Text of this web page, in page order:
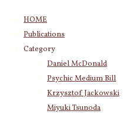
HOME
Publications
Category
Daniel McDonald
Psychic Medium Bill
Krzysztof Jackowski
Miyuki Tsunoda